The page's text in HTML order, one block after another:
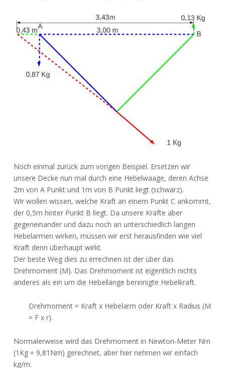
Noch einmal zurück zum vorigen Beispiel. Ersetzen wir
unsere Decke nun mal durch eine Hebelwaage, deren Achse
2m von A Punkt und 1m von B Punkt liegt (schwarz).
Wir wollen wissen, welche Kraft an einem Punkt C ankommt,
der 0,5m hinter Punkt B liegt. Da unsere Kräfte aber
gegeneinander und dazu noch an unterschiedlich langen
Hebelarmen wirken, müssen wir erst herausfinden wie viel
Kraft denn überhaupt wirkt.
Der beste Weg dies zu errechnen ist der über das
Drehmoment (M). Das Drehmoment ist eigentlich nichts
anderes als ein um die Hebellänge bereinigte Hebelkraft.
Drehmoment = Kraft x Hebelarm oder Kraft x Radius (M
= F x r).
Normalerweise wird das Drehmoment in Newton-Meter Nm
(1Kg = 9,81Nm) gerechnet, aber hier nehmen wir einfach
kg/m.